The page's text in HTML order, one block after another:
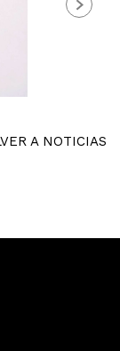
Next
A NOTICIAS